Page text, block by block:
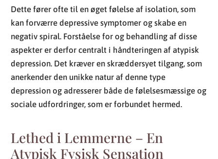
anerkender den unikke natur af denne type
depression og adresserer både de følelsesmæssige og
sociale udfordringer, som er forbundet hermed.
Lethed i Lemmerne – En
Atypisk Fysisk Sensation